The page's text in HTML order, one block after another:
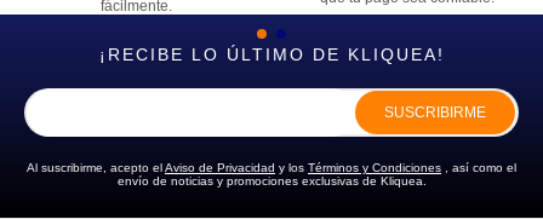
fácilmente.
¡RECIBE LO ÚLTIMO DE KLIQUEA!
SUSCRIBIRME
Al suscribirme, acepto elAviso de Privacidad y los Términos y Condiciones , así como el
envío de noticias y promociones exclusivas de Kliquea.